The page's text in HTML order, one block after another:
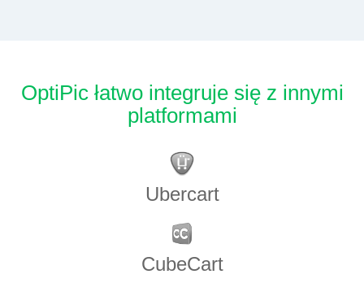
OptiPic łatwo integruje się z innymi
platformami
Ubercart
CubeCart